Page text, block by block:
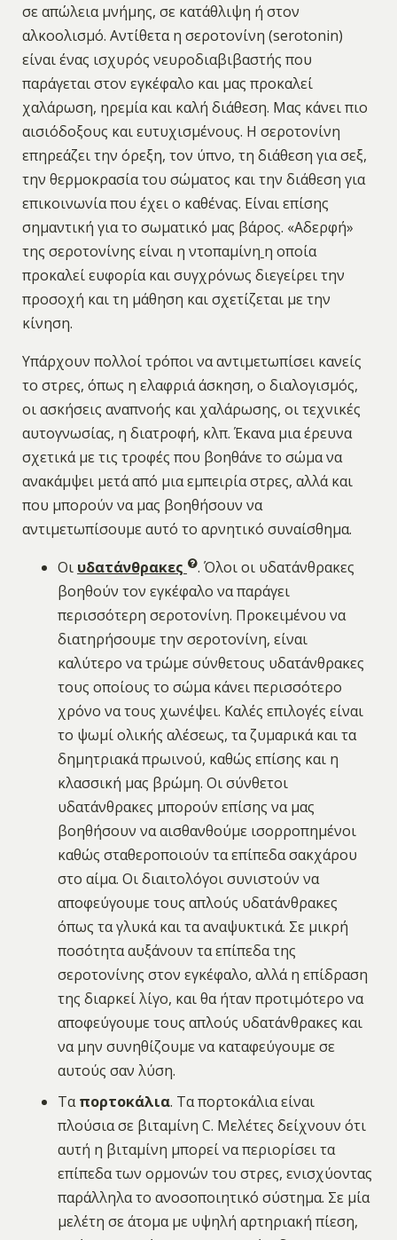
σε απώλεια μνήμης, σε κατάθλιψη ή στον
αλκοολισμό. Αντίθετα η σεροτονίνη (serotonin)
είναι ένας ισχυρός νευροδιαβιβαστής που
παράγεται στον εγκέφαλο και μας προκαλεί
χαλάρωση, ηρεμία και καλή διάθεση. Μας κάνει πιο
αισιόδοξους και ευτυχισμένους. Η σεροτονίνη
επηρεάζει την όρεξη, τον ύπνο, τη διάθεση για σεξ,
την θερμοκρασία του σώματος και την διάθεση για
επικοινωνία που έχει ο καθένας. Είναι επίσης
σημαντική για το σωματικό μας βάρος. «Αδερφή»
της σεροτονίνης είναι η ντοπαμίνη η οποία
προκαλεί ευφορία και συγχρόνως διεγείρει την
προσοχή και τη μάθηση και σχετίζεται με την
κίνηση.
Υπάρχουν πολλοί τρόποι να αντιμετωπίσει κανείς
το στρες, όπως η ελαφριά άσκηση, ο διαλογισμός,
οι ασκήσεις αναπνοής και χαλάρωσης, οι τεχνικές
αυτογνωσίας, η διατροφή, κλπ. Έκανα μια έρευνα
σχετικά με τις τροφές που βοηθάνε το σώμα να
ανακάμψει μετά από μια εμπειρία στρες, αλλά και
που μπορούν να μας βοηθήσουν να
αντιμετωπίσουμε αυτό το αρνητικό συναίσθημα.
Οι υδατάνθρακες
. Όλοι οι υδατάνθρακες
βοηθούν τον εγκέφαλο να παράγει
περισσότερη σεροτονίνη. Προκειμένου να
διατηρήσουμε την σεροτονίνη, είναι
καλύτερο να τρώμε σύνθετους υδατάνθρακες
τους οποίους το σώμα κάνει περισσότερο
χρόνο να τους χωνέψει. Καλές επιλογές είναι
το ψωμί ολικής αλέσεως, τα ζυμαρικά και τα
δημητριακά πρωινού, καθώς επίσης και η
κλασσική μας βρώμη. Οι σύνθετοι
υδατάνθρακες μπορούν επίσης να μας
βοηθήσουν να αισθανθούμε ισορροπημένοι
καθώς σταθεροποιούν τα επίπεδα σακχάρου
στο αίμα. Οι διαιτολόγοι συνιστούν να
αποφεύγουμε τους απλούς υδατάνθρακες
όπως τα γλυκά και τα αναψυκτικά. Σε μικρή
ποσότητα αυξάνουν τα επίπεδα της
σεροτονίνης στον εγκέφαλο, αλλά η επίδραση
της διαρκεί λίγο, και θα ήταν προτιμότερο να
αποφεύγουμε τους απλούς υδατάνθρακες και
να μην συνηθίζουμε να καταφεύγουμε σε
αυτούς σαν λύση.
Ταπορτοκάλια. Τα πορτοκάλια είναι
πλούσια σε βιταμίνη C. Μελέτες δείχνουν ότι
αυτή η βιταμίνη μπορεί να περιορίσει τα
επίπεδα των ορμονών του στρες, ενισχύοντας
παράλληλα το ανοσοποιητικό σύστημα. Σε μία
μελέτη σε άτομα με υψηλή αρτηριακή πίεση,